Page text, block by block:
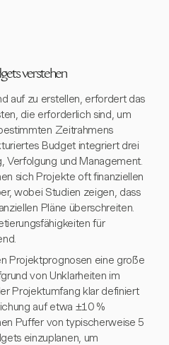
verstehen
auf zu erstellen, erfordert das
die erforderlich sind, um
Zeitrahmens
Budget integriert drei
Verfolgung und Management.
sich Projekte oft finanziellen
wobei Studien zeigen, dass
Pläne überschreiten.
für
Projektprognosen eine große
von Unklarheiten im
Projektumfang klar definiert
auf etwa ±10 %
Puffer von typischerweise 5
einzuplanen, um